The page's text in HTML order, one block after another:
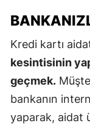
Kredi kartı
kesintisinin
geçmek.
bankanın
yaparak, aidat